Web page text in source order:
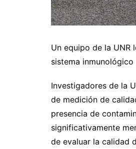
Un equipo de la
sistema inmunológico
Investigadores de la
de medición de
presencia de
significativamente
de evaluar la calidad